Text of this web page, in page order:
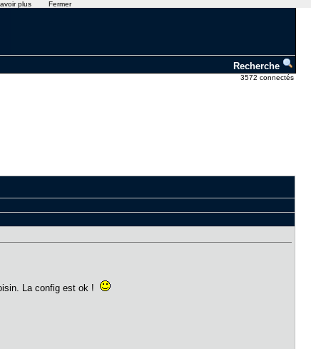
Recherche
3572 connectés
La config est ok !
plus Fermer